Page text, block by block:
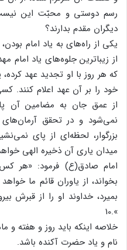
رسم دوستی و محبّت این
دیگران مقدم بدارند؟
یکی از راه‌های به یاد امام
از زیباترین جلوه‌های یاد
که هر روز با او تجدید عهد کرده،
خود را بر آن عهد اعلام کنند.
از عمق جان به مضامین آن
نمی‌شود و در تحقق آرمان‌های
بزرگوار، لحظه‌ای از پای
میدان یاری آن ذخیره الهی
امام صادق(ع) فرمود: «هر
بخواند، از یاوران قائم ما
بمیرد، خداوند او را از قبرش
».10
خلاصه اینکه باید روز و هفته و
نام و یاد حضرت آکنده باشد.